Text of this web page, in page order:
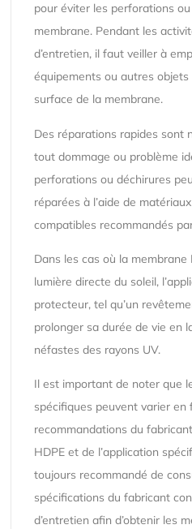
pour éviter les perforations
membrane. Pendant les
d’entretien, il faut veiller à
équipements ou autres
surface de la membrane.
Des réparations rapides sont
tout dommage ou problème
perforations ou déchirures
réparées à l’aide de
compatibles recommandés
Dans les cas où la
lumière directe du soleil,
protecteur, tel qu’un
prolonger sa durée de vie en
néfastes des rayons UV.
Il est important de noter que
spécifiques peuvent varier en
recommandations du
HDPE et de l’application
toujours recommandé de
spécifications du fabricant
d’entretien afin d’obtenir les